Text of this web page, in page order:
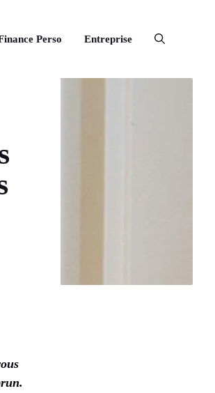
Perso Entreprise